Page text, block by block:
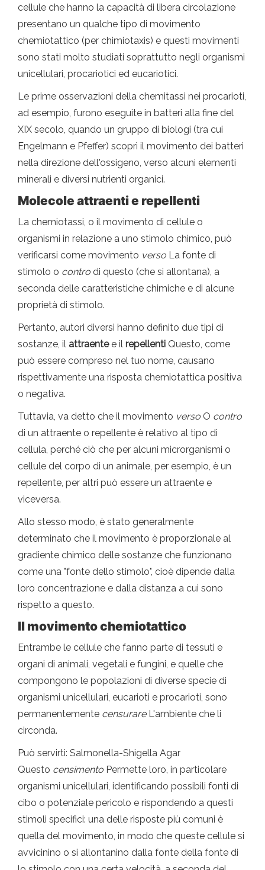
cellule che hanno la capacità di libera circolazione
presentano un qualche tipo di movimento
chemiotattico (per chimiotaxis) e questi movimenti
sono stati molto studiati soprattutto negli organismi
unicellulari, procariotici ed eucariotici.
Le prime osservazioni della chemitassi nei procarioti,
ad esempio, furono eseguite in batteri alla fine del
XIX secolo, quando un gruppo di biologi (tra cui
Engelmann e Pfeffer) scoprì il movimento dei batteri
nella direzione dell'ossigeno, verso alcuni elementi
minerali e diversi nutrienti organici.
Molecole attraenti e repellenti
La chemiotassi, o il movimento di cellule o
organismi in relazione a uno stimolo chimico, può
verificarsi come movimento verso La fonte di
stimolo o contro di questo (che si allontana), a
seconda delle caratteristiche chimiche e di alcune
proprietà di stimolo.
Pertanto, autori diversi hanno definito due tipi di
sostanze, il attraentee il repellenti Questo, come
può essere compreso nel tuo nome, causano
rispettivamente una risposta chemiotattica positiva
o negativa.
Tuttavia, va detto che il movimento verso O contro
di un attraente o repellente è relativo al tipo di
cellula, perché ciò che per alcuni microrganismi o
cellule del corpo di un animale, per esempio, è un
repellente, per altri può essere un attraente e
viceversa.
Allo stesso modo, è stato generalmente
determinato che il movimento è proporzionale al
gradiente chimico delle sostanze che funzionano
come una "fonte dello stimolo", cioè dipende dalla
loro concentrazione e dalla distanza a cui sono
rispetto a questo.
Il movimento chemiotattico
Entrambe le cellule che fanno parte di tessuti e
organi di animali, vegetali e fungini, e quelle che
compongono le popolazioni di diverse specie di
organismi unicellulari, eucarioti e procarioti, sono
permanentemente censurareL'ambiente che li
circonda.
Può servirti: Salmonella-Shigella Agar
Questo censimento Permette loro, in particolare
organismi unicellulari, identificando possibili fonti di
cibo o potenziale pericolo e rispondendo a questi
stimoli specifici: una delle risposte più comuni è
quella del movimento, in modo che queste cellule si
avvicinino o si allontanino dalla fonte della fonte di